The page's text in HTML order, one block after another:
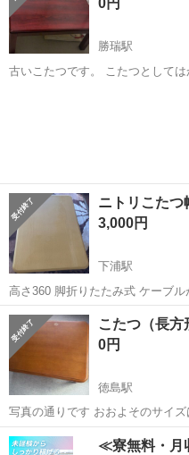
こたつ底面まで29cm、全体高さ...
0円
勝瑞駅
古いこたつです。 こたつとしては
ニトリこたつ
3,000円
下浦駅
高さ360 脚折りたたみ式 ケーブル
きな傷や剥がれはないですが神経
徳島 名西郡 下浦駅 テ
こたつ（長
0円
徳島駅
写真の通りです おおよそのサイ
徳島 徳島市 徳島駅 テ
≪寮無料・月